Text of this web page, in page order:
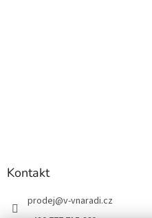
Kontakt
prodej@v-vnaradi.cz